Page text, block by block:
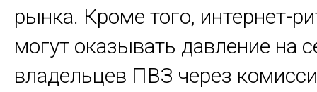
рынка. Кроме того, интернет-
могут оказывать давление на
владельцев ПВЗ через